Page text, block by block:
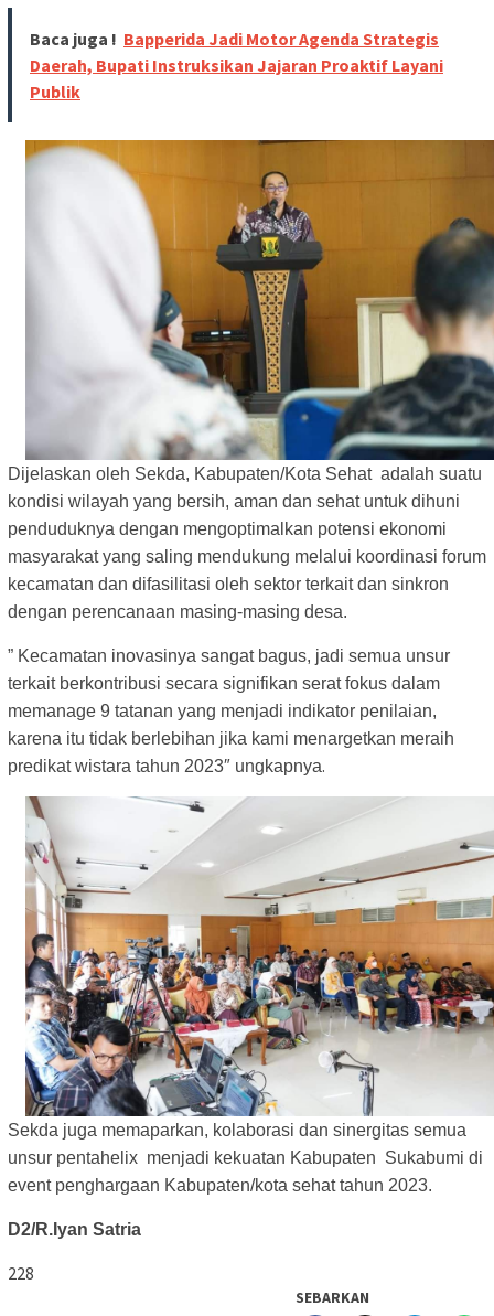
Baca juga ! Bapperida Jadi Motor Agenda Strategis
Daerah, Bupati Instruksikan Jajaran Proaktif Layani
Publik
Dijelaskan oleh Sekda, Kabupaten/Kota Sehat adalah suatu
kondisi wilayah yang bersih, aman dan sehat untuk dihuni
penduduknya dengan mengoptimalkan potensi ekonomi
masyarakat yang saling mendukung melalui koordinasi forum
kecamatan dan difasilitasi oleh sektor terkait dan sinkron
dengan perencanaan masing-masing desa.
” Kecamatan inovasinya sangat bagus, jadi semua unsur
terkait berkontribusi secara signifikan serat fokus dalam
memanage 9 tatanan yang menjadi indikator penilaian,
karena itu tidak berlebihan jika kami menargetkan meraih
predikat wistara tahun 2023″ ungkapnya.
Sekda juga memaparkan, kolaborasi dan sinergitas semua
unsur pentahelix menjadi kekuatan Kabupaten Sukabumi di
event penghargaan Kabupaten/kota sehat tahun 2023.
D2/R.Iyan Satria
228
SEBARKAN